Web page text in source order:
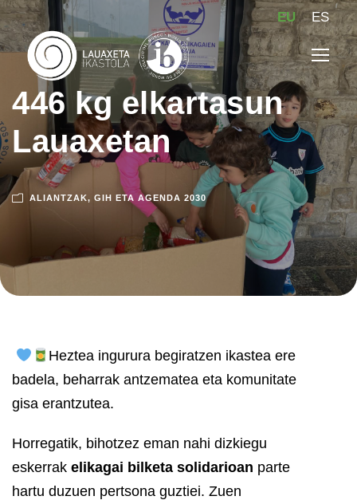
EU ES
446 kg elkartasun
Lauaxetan
ALIANTZAK, GIH ETA AGENDA 2030
Heztea ingurura begiratzen ikastea ere
badela, beharrak antzematea eta komunitate
gisa erantzutea.
Horregatik, bihotzez eman nahi dizkiegu
eskerrak elikagai bilketa solidarioan parte
hartu duzuen pertsona guztiei. Zuen